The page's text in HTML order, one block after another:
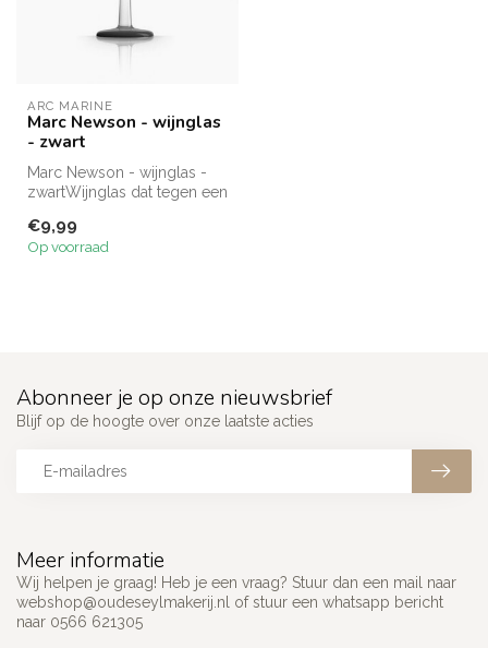
ARC MARINE
Marc Newson - wijnglas
- zwart
Marc Newson - wijnglas -
zwartWijnglas dat tegen een
Unbreakable...
€9,99
Op voorraad
Meer informatie
Wij helpen je graag! Heb je een vraag? Stuur dan een mail naar
webshop@oudeseylmakerij.nl of stuur een whatsapp bericht
naar 0566 621305
Abonneer je op onze nieuwsbrief
Blijf op de hoogte over onze laatste acties